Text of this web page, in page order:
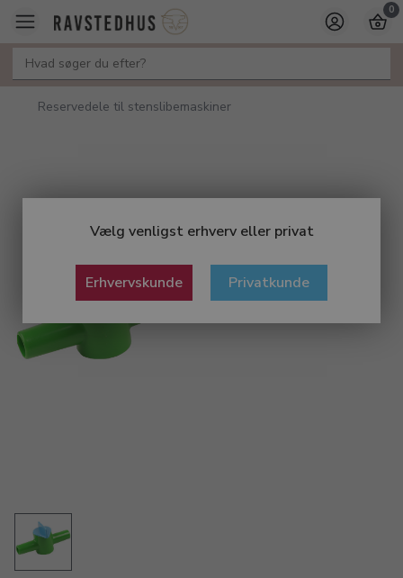
Vælg venligst erhverv eller privat
Erhvervskunde Privatkunde
0
Reservedele til stenslibemaskiner